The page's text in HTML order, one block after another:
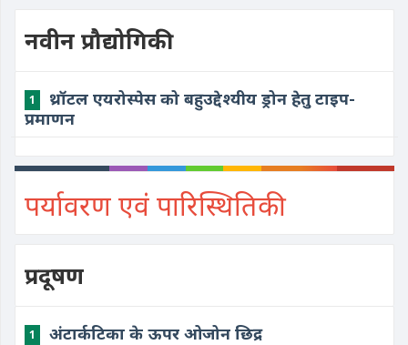
नवीन प्रौद्योगिकी
1
थ्रॉटल एयरोस्पेस को बहुउद्देश्यीय ड्रोन हेतु टाइप-
प्रमाणन
पर्यावरण एवं पारिस्थितिकी
प्रदूषण
1 अंटार्कटिका के ऊपर ओजोन छिद्र